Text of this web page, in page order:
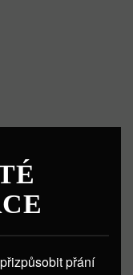
přání